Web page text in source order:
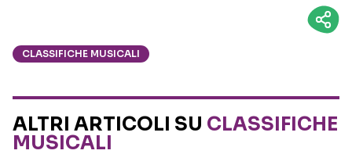
CLASSIFICHE MUSICALI
ALTRI ARTICOLI SU CLASSIFICHE
MUSICALI